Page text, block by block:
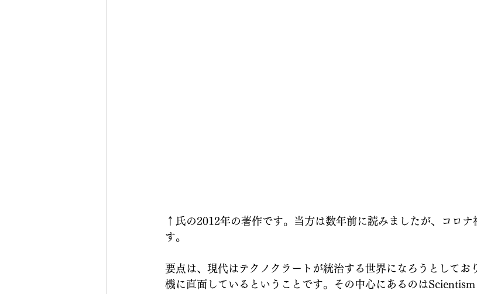
↑氏の2012年の著作です。当方は数年前に読みましたが、コロ
す。
要点は、現代はテクノクラートが統治する世界になろうとしてお
機に直面しているということです。その中心にあるのは